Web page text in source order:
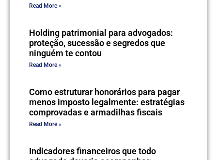
Read More »
Holding patrimonial para advogados:
proteção, sucessão e segredos que
ninguém te contou
Read More »
Como estruturar honorários para pagar
menos imposto legalmente: estratégias
comprovadas e armadilhas fiscais
Read More »
Indicadores financeiros que todo